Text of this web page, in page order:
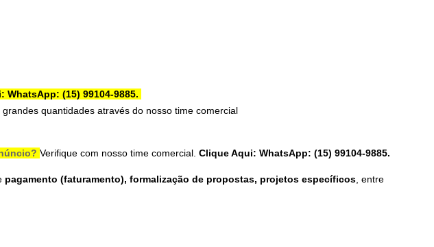
WhatsApp: (15) 99104-9885.
quantidades através do nosso time comercial
Verifique com nosso time comercial. Clique Aqui: WhatsApp: (15) 99104-9885.
pagamento (faturamento), formalização de propostas, projetos específicos , entre